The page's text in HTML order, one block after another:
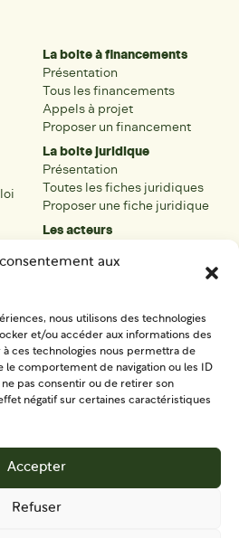
aux
nous utilisons des technologies
et/ou accéder aux informations des
ces technologies nous permettra de
le comportement de navigation ou les ID
pas consentir ou de retirer son
négatif sur certaines caractéristiques
Accepter
Refuser
La boite à financements
Présentation
Tous les financements
Appels à projet
Proposer un financement
La boite juridique
Présentation
Toutes les fiches juridiques
Proposer une fiche juridique
Les acteurs
Tous les acteurs
CONTACT